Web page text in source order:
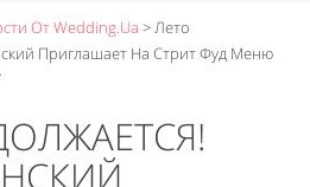
От Wedding.ua >Лето
Приглашает На Стрит Фуд Меню